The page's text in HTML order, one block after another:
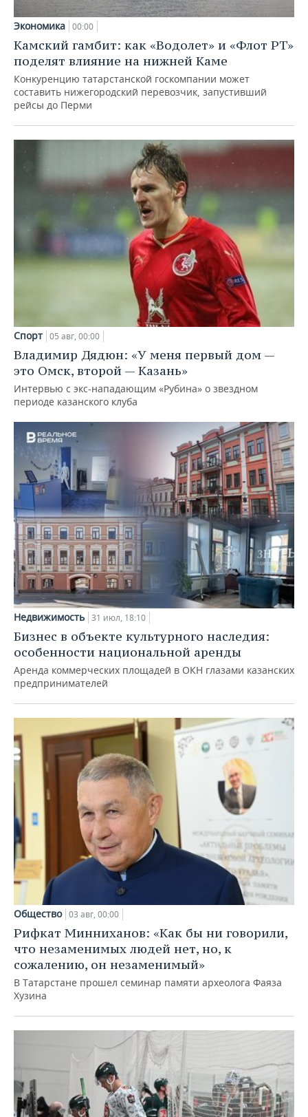
Экономика 00:00
Камский гамбит: как «Водолет» и «Флот РТ»
поделят влияние на нижней Каме
Конкуренцию татарстанской госкомпании может
составить нижегородский перевозчик, запустивший
рейсы до Перми
Спорт 05 авг, 00:00
Владимир Дядюн: «У меня первый дом —
это Омск, второй — Казань»
Интервью с экс-нападающим «Рубина» о звездном
периоде казанского клуба
Недвижимость 31 июл, 18:10
Бизнес в объекте культурного наследия:
особенности национальной аренды
Аренда коммерческих площадей в ОКН глазами казанских
предпринимателей
Общество 03 авг, 00:00
Рифкат Минниханов: «Как бы ни говорили,
что незаменимых людей нет, но, к
сожалению, он незаменимый»
В Татарстане прошел семинар памяти археолога Фаяза
Хузина